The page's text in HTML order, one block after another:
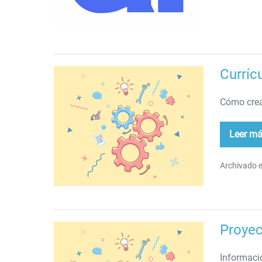
Currículum
Cómo
Leer
Archivado
Proyectos
integrados